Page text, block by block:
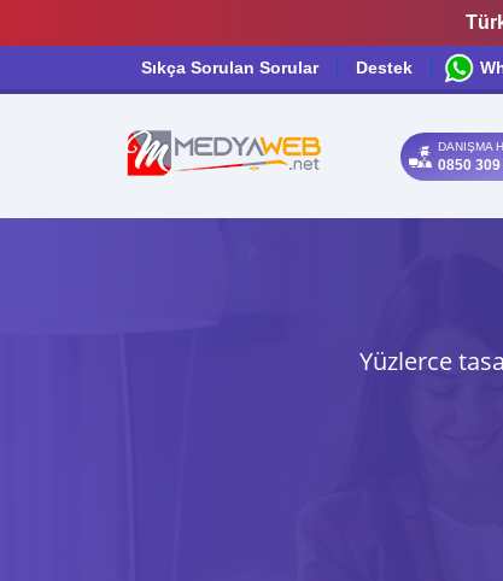
Sıkça Sorulan Sorular Destek
DANIŞMA
0850 309
Yüzlerce